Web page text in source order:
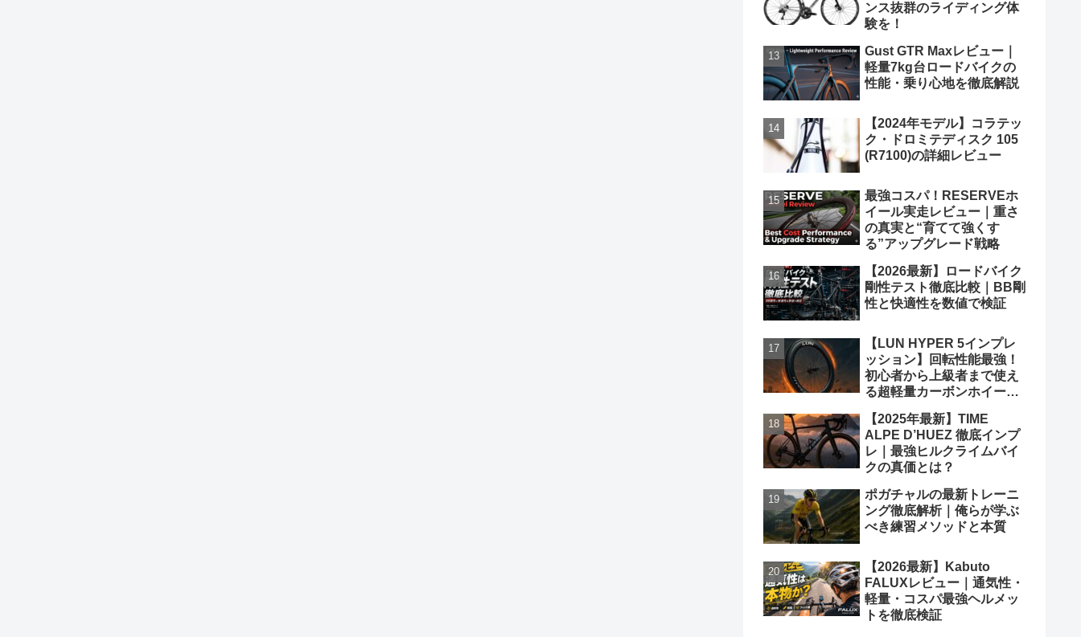
ンス抜群のライディング体
験を！
Gust GTR Maxレビュー｜
軽量7kg台ロードバイクの
性能・乗り心地を徹底解説
【2024年モデル】コラテッ
ク・ドロミテディスク 105
(R7100)の詳細レビュー
最強コスパ！RESERVEホ
イール実走レビュー｜重さ
の真実と“育てて強くす
る”アップグレード戦略
【2026最新】ロードバイク
剛性テスト徹底比較｜BB剛
性と快適性を数値で検証
【LUN HYPER 5インプレ
ッション】回転性能最強！
初心者から上級者まで使え
る超軽量カーボンホイール
【2025年最新】TIME
ALPE D’HUEZ 徹底インプ
レ｜最強ヒルクライムバイ
クの真価とは？
ポガチャルの最新トレーニ
ング徹底解析｜俺らが学ぶ
べき練習メソッドと本質
【2026最新】Kabuto
FALUXレビュー｜通気性・
軽量・コスパ最強ヘルメッ
トを徹底検証